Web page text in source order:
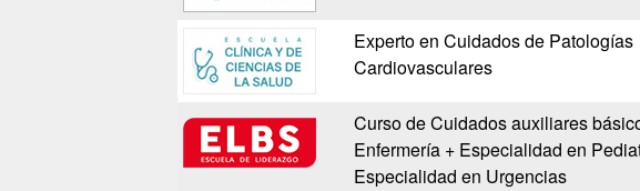
Experto en Cuidados de Patologías
Cardiovasculares
Curso de Cuidados auxiliares
Enfermería + Especialidad en
Especialidad en Urgencias